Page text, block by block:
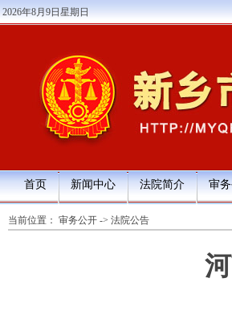
2026年8月9日星期日
首页 新闻中心 法院简介 审
当前位置： 审务公开 -> 法院公告